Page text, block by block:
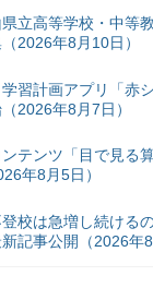
立高等学校・中等
2026年8月10日）
習計画アプリ「赤
2026年8月7日）
テンツ「目で見る
年8月5日）
校は急増し続ける
記事公開（2026年8